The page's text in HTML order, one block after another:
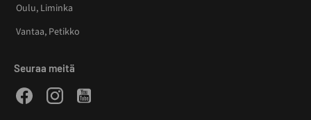
Oulu, Liminka
Vantaa, Petikko
Seuraa meitä
FacebookInstagramYoutube